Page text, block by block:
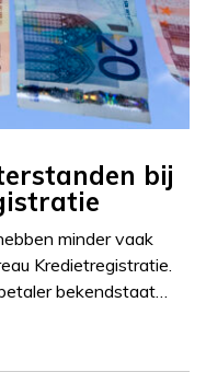
bij
minder vaak
Kredietregistratie.
bekendstaat…